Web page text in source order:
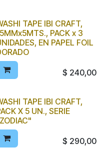
TAPE IBI CRAFT,
PACK x 3
EN PAPEL FOIL
$ 240,00
TAPE IBI CRAFT,
X 5 UN., SERIE
$ 290,00